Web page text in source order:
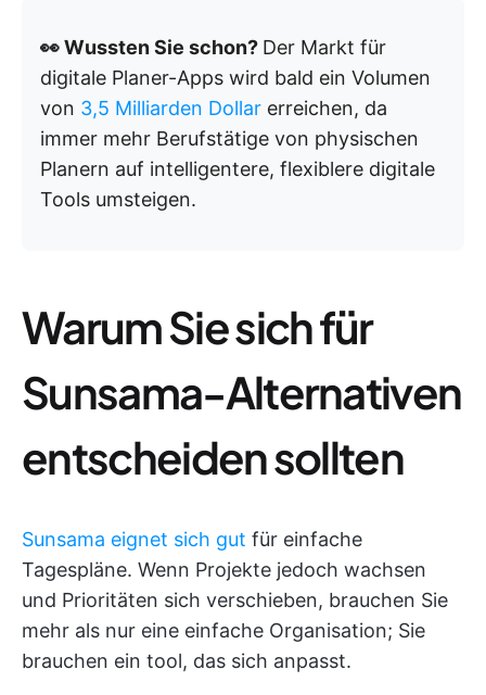
👀 Wussten Sie schon? Der Markt für
digitale Planer-Apps wird bald ein Volumen
von 3,5 Milliarden Dollar erreichen, da
immer mehr Berufstätige von physischen
Planern auf intelligentere, flexiblere digitale
Tools umsteigen.
Warum Sie sich für
Sunsama-Alternativen
entscheiden sollten
Sunsama eignet sich gut für einfache
Tagespläne. Wenn Projekte jedoch wachsen
und Prioritäten sich verschieben, brauchen Sie
mehr als nur eine einfache Organisation; Sie
brauchen ein tool, das sich anpasst.